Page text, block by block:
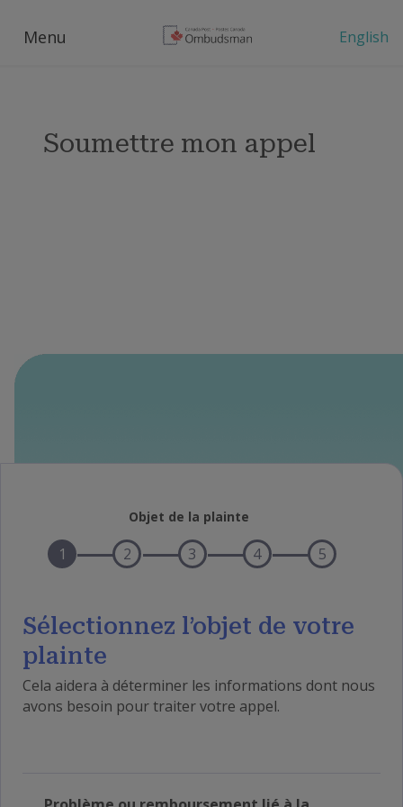
Menu English
Soumettre mon appel
1
Objet de la plainte
2 3 4 5
Sélectionnez l’objet de votre
plainte
Cela aidera à déterminer les informations dont nous
avons besoin pour traiter votre appel.